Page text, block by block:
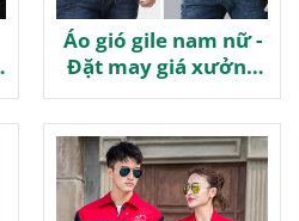
Áo gió gile nam nữ -
Đặt may giá xưởng
chiết khấu